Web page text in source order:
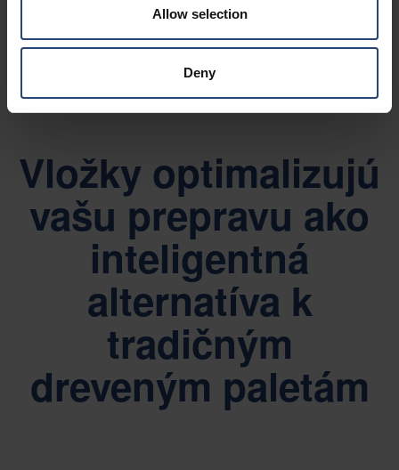
Allow selection
Deny
a zlepší sa celková efektívnosť dodávateľského reťazca.
Vložky optimalizujú
vašu prepravu ako
inteligentná
alternatíva k
tradičným
dreveným paletám